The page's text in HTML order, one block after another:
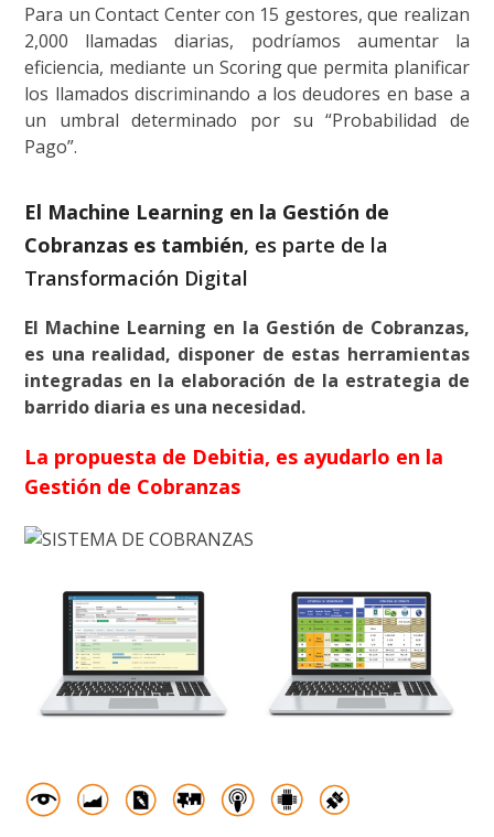
Para un Contact Center con 15 gestores, que realizan
2,000 llamadas diarias, podríamos aumentar la
eficiencia, mediante un Scoring que permita planificar
los llamados discriminando a los deudores en base a
un umbral determinado por su “Probabilidad de
Pago”.
El Machine Learning en la Gestión de
Cobranzas es también, es parte de la
Transformación Digital
El Machine Learning en la Gestión de Cobranzas,
es una realidad, disponer de estas herramientas
integradas en la elaboración de la estrategia de
barrido diaria es una necesidad.
La propuesta de Debitia, es ayudarlo en la
Gestión de Cobranzas